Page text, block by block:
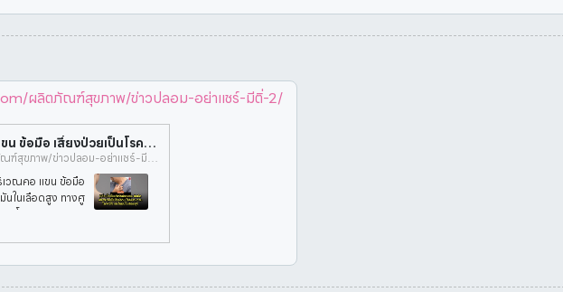
ผลิตภัณฑ์สุขภาพ/ข่าวปลอม-อย่าแชร์-มีติ่-2/
ข่าวปลอม อย่าแชร์! มีติ่งเนื้อขึ้นบริเวณคอ แขน ข้อมือ เสี่ยงป่วยเป็นโรคอ้วน โรคเบาหวาน โรคหัวใจ และไขมันในเลือดสูง > ศูนย์ต่อต้านข่าวปลอม ประเทศไทย
https://www.antifakenewscenter.com/ผลิตภัณฑ์สุขภาพ/ข่าวปลอม-อย่าแชร์-มีติ่-2/
เวณคอ แขน ข้อมือ
นในเลือดสูง ทางศู
งโดยกรมการแพ